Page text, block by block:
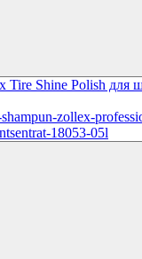
Tire Shine Polish для